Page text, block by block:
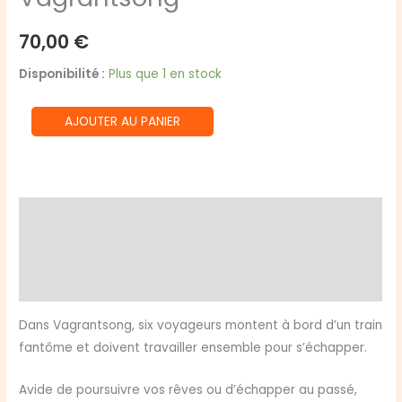
70,00 €
Disponibilité : Plus que 1 en stock
quantité
de
AJOUTER AU PANIER
Dans Vagrantsong, six voyageurs montent à bord d’un train
fantôme et doivent travailler ensemble pour s’échapper.
Avide de poursuivre vos rêves ou d’échapper au passé,